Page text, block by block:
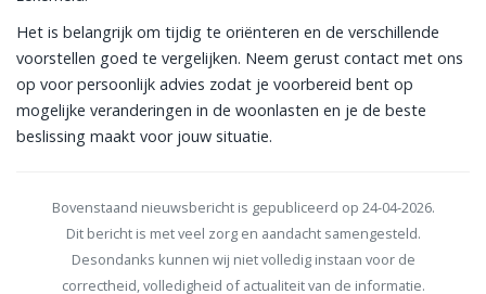
Het is belangrijk om tijdig te oriënteren en de verschillende
voorstellen goed te vergelijken. Neem gerust contact met ons
op voor persoonlijk advies zodat je voorbereid bent op
mogelijke veranderingen in de woonlasten en je de beste
beslissing maakt voor jouw situatie.
Bovenstaand nieuwsbericht is gepubliceerd op 24-04-2026.
Dit bericht is met veel zorg en aandacht samengesteld.
Desondanks kunnen wij niet volledig instaan voor de
correctheid, volledigheid of actualiteit van de informatie.